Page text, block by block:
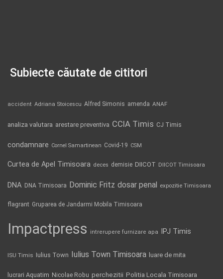
Subiecte căutate de cititori
accident Adriana Stoicescu Alfred Simonis amenda ANAF
analiza valutara arestare preventiva CCIA Timis CJ Timis
condamnare Cornel Samartinean Covid-19 CSM
Curtea de Apel Timisoara deces demisie DIICOT DIICOT Timisoara
DNA DNA Timisoara Dominic Fritz dosar penal expozitie Timisoara
flagrant Gruparea de Jandarmi Mobila Timisoara
Impactpress intrerupere furnizare apa IPJ Timis
ISU Timis Iulius Town Iulius Town Timisoara luare de mita
lucrari Aquatim Nicolae Robu perchezitii Politia Locala Timisoara